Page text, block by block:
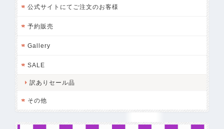
公式サイトにてご注文のお客様
予約販売
Gallery
SALE
訳ありセール品
その他